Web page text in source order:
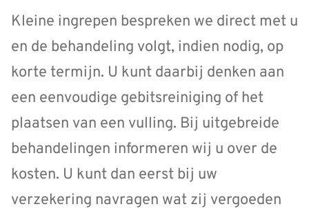
Kleine ingrepen bespreken we direct met u
en de behandeling volgt, indien nodig, op
korte termijn. U kunt daarbij denken aan
een eenvoudige gebitsreiniging of het
plaatsen van een vulling. Bij uitgebreide
behandelingen informeren wij u over de
kosten. U kunt dan eerst bij uw
verzekering navragen wat zij vergoeden